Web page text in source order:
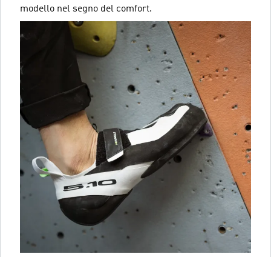
modello nel segno del comfort.